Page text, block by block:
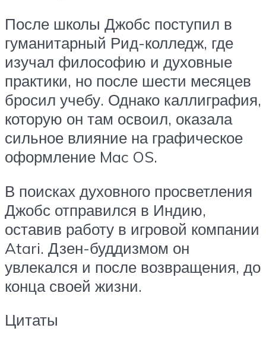
После школы Джобс поступил в
гуманитарный Рид-колледж, где
изучал философию и духовные
практики, но после шести месяцев
бросил учебу. Однако каллиграфия,
которую он там освоил, оказала
сильное влияние на графическое
оформление Mac OS.
В поисках духовного просветления
Джобс отправился в Индию,
оставив работу в игровой компании
Atari. Дзен-буддизмом он
увлекался и после возвращения, до
конца своей жизни.
Цитаты